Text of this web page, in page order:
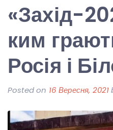
«Захід-
ким
Росія і
Posted on 16 Вересня, 2021